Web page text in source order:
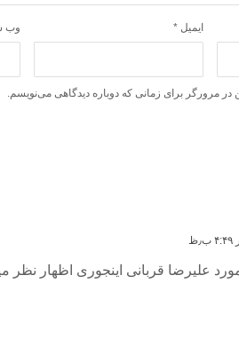
ایمیل * وب‌
در مرورگر برای زمانی که دوباره دیدگاهی می‌نویسم.
علیرضا قربانی اینجوری اظهار نظر